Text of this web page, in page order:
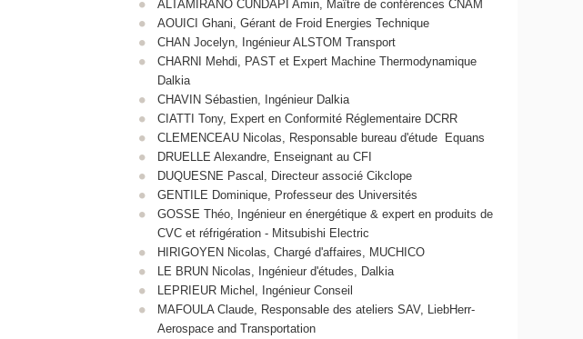
ALTAMIRANO CUNDAPI Amin, Maître de conférences CNAM
AOUICI Ghani, Gérant de Froid Energies Technique
CHAN Jocelyn, Ingénieur ALSTOM Transport
CHARNI Mehdi, PAST et Expert Machine Thermodynamique
Dalkia
CHAVIN Sébastien, Ingénieur Dalkia
CIATTI Tony, Expert en Conformité Réglementaire DCRR
CLEMENCEAU Nicolas, Responsable bureau d'étude Equans
DRUELLE Alexandre, Enseignant au CFI
DUQUESNE Pascal, Directeur associé Cikclope
GENTILE Dominique, Professeur des Universités
GOSSE Théo, Ingénieur en énergétique & expert en produits de
CVC et réfrigération - Mitsubishi Electric
HIRIGOYEN Nicolas, Chargé d'affaires, MUCHICO
LE BRUN Nicolas, Ingénieur d'études, Dalkia
LEPRIEUR Michel, Ingénieur Conseil
MAFOULA Claude, Responsable des ateliers SAV, LiebHerr-
Aerospace and Transportation